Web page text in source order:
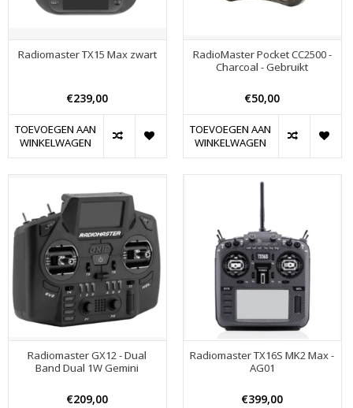
Radiomaster TX15 Max zwart
€239,00
TOEVOEGEN AAN
WINKELWAGEN
RadioMaster Pocket CC2500 -
Charcoal - Gebruikt
€50,00
TOEVOEGEN AAN
WINKELWAGEN
Radiomaster GX12 - Dual
Band Dual 1W Gemini
€209,00
Radiomaster TX16S MK2 Max -
AG01
€399,00